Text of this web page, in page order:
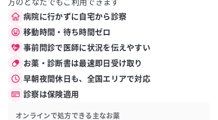
方のどなたでもご利用できます
病院に行かずに自宅から診察
移動時間・待ち時間ゼロ
事前問診で医師に状況を伝えやすい
お薬・診断書は最速即日受け取り
早朝夜間休日も、全国エリアで対応
診察は保険適用
オンラインで処方できる主なお薬